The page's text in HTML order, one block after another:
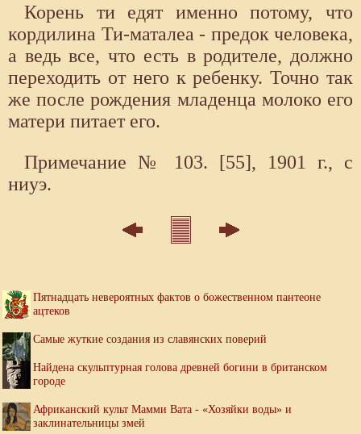
Корень ти едят именно потому, что
кордилина Ти-маталеа - предок человека,
а ведь все, что есть в родителе, должно
переходить от него к ребенку. Точно так
же после рождения младенца молоко его
матери питает его.
Примечание № 103. [55], 1901 г., с
ниуэ.
Пятнадцать невероятных фактов о божественном пантеоне
ацтеков
Самые жуткие создания из славянских поверий
Найдена скульптурная голова древней богини в британском
городе
Африканский культ Мамми Вата - «Хозяйки воды» и
заклинательницы змей